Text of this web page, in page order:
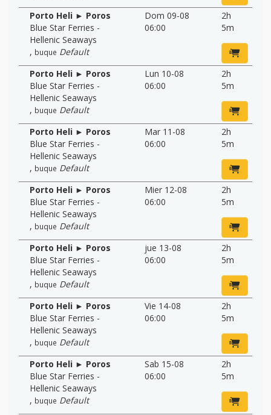
Porto Heli ► Poros
Blue Star Ferries -
Hellenic Seaways
, buque Default
Dom 09-08
06:00
2h
5m
Porto Heli ► Poros
Blue Star Ferries -
Hellenic Seaways
, buque Default
Lun 10-08
06:00
2h
5m
Porto Heli ► Poros
Blue Star Ferries -
Hellenic Seaways
, buque Default
Mar 11-08
06:00
2h
5m
Porto Heli ► Poros
Blue Star Ferries -
Hellenic Seaways
, buque Default
Mier 12-08
06:00
2h
5m
Porto Heli ► Poros
Blue Star Ferries -
Hellenic Seaways
, buque Default
jue 13-08
06:00
2h
5m
Porto Heli ► Poros
Blue Star Ferries -
Hellenic Seaways
, buque Default
Vie 14-08
06:00
2h
5m
Porto Heli ► Poros
Blue Star Ferries -
Hellenic Seaways
, buque Default
Sab 15-08
06:00
2h
5m